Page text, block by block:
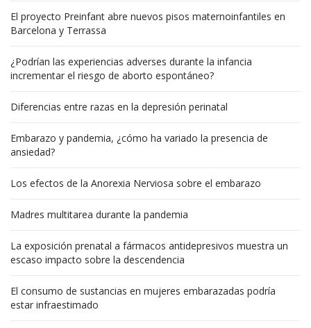
El proyecto Preinfant abre nuevos pisos maternoinfantiles en
Barcelona y Terrassa
¿Podrían las experiencias adverses durante la infancia
incrementar el riesgo de aborto espontáneo?
Diferencias entre razas en la depresión perinatal
Embarazo y pandemia, ¿cómo ha variado la presencia de
ansiedad?
Los efectos de la Anorexia Nerviosa sobre el embarazo
Madres multitarea durante la pandemia
La exposición prenatal a fármacos antidepresivos muestra un
escaso impacto sobre la descendencia
El consumo de sustancias en mujeres embarazadas podría
estar infraestimado